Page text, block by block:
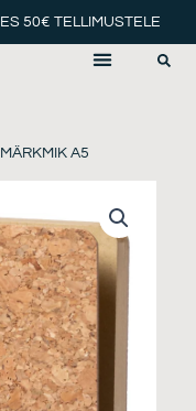
50€ TELLIMUSTELE
A5